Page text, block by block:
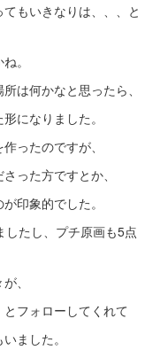
もいきなりは、、、と
。
は何かなと思ったら、
になりました。
ったのですが、
った方ですとか、
印象的でした。
したし、プチ原画も5点
、
フォローしてくれて
ました。